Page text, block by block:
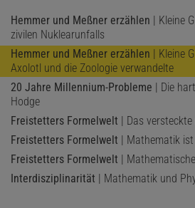
Hemmer und Meßner erzählen | Kleine
zivilen Nuklearunfalls
Hemmer und Meßner erzählen | Kleine
Axolotl und die Zoologie verwandelte
20 Jahre Millennium-Probleme | Die
Hodge
Freistetters Formelwelt | Das
Freistetters Formelwelt | Mathematik
Freistetters Formelwelt |
Interdisziplinarität | Mathematik und